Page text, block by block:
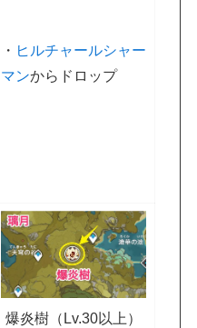
・ ヒルチャールシャー
マンからドロップ
爆炎樹（Lv.30以上）